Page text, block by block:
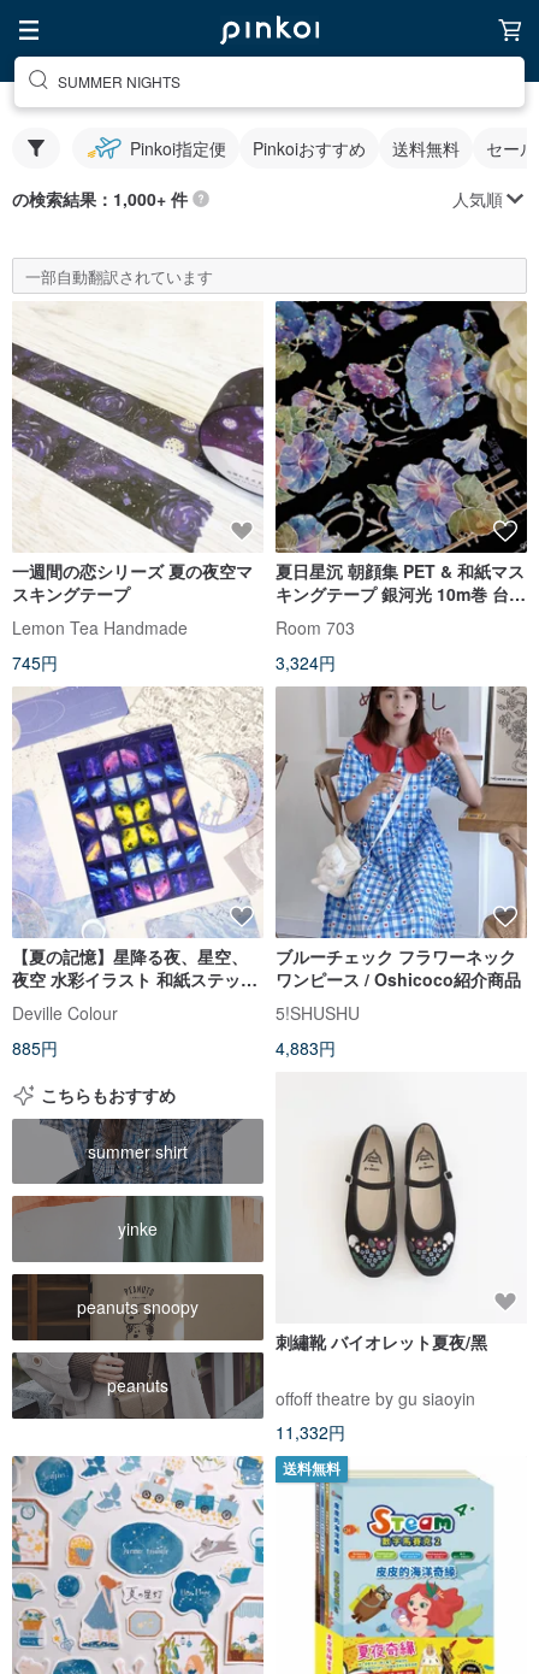
SUMMER NIGHTS
Pinkoi指定便 Pinkoiおすすめ 送料無料 セー
の検索結果：1,000+ 件 人気順
一部自動翻訳されています
一週間の恋シリーズ 夏の夜空マ
スキングテープ
Lemon Tea Handmade
745円
夏日星沉 朝顔集 PET & 和紙マス
キングテープ 銀河光 10m巻 台湾
製
Room 703
3,324円
【夏の記憶】星降る夜、星空、
夜空 水彩イラスト 和紙ステッカ
ー 手帳 デコレーション
Deville Colour
885円
ブルーチェック フラワーネック
ワンピース / Oshicoco紹介商品
5!SHUSHU
4,883円
こちらもおすすめ
summer shirt
yinke
peanuts snoopy
peanuts
刺繡靴 バイオレット夏夜/黑
offoff theatre by gu siaoyin
11,332円
送料無料